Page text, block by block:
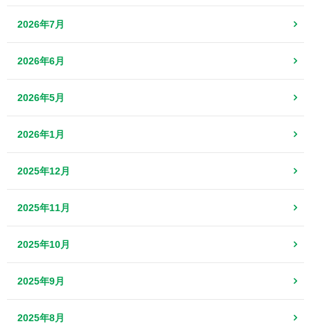
2026年7月
2026年6月
2026年5月
2026年1月
2025年12月
2025年11月
2025年10月
2025年9月
2025年8月